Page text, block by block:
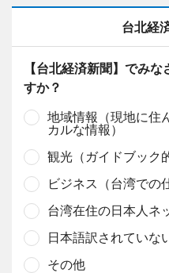
台北経
【台北経済新聞】でみ
すか？
地域情報（現地に住
カルな情報）
観光（ガイドブック
ビジネス（台湾での
台湾在住の日本人ネ
日本語訳されていな
その他